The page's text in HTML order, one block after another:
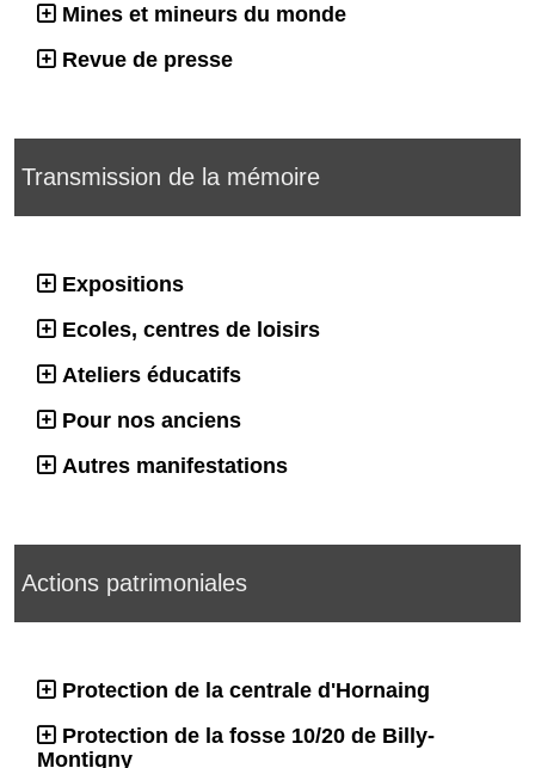
Mines et mineurs du monde
Revue de presse
Transmission de la mémoire
Expositions
Ecoles, centres de loisirs
Ateliers éducatifs
Pour nos anciens
Autres manifestations
Actions patrimoniales
Protection de la centrale d'Hornaing
Protection de la fosse 10/20 de Billy-
Montigny